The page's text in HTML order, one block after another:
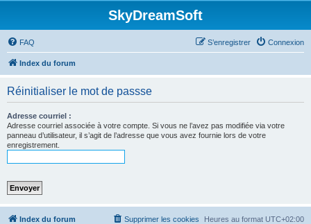
SkyDreamSoft
FAQ Connexion
S’enregistrer
Index du forum
Réinitialiser le mot de passse
Adresse courriel :
Adresse courriel associée à votre compte. Si vous ne l’avez pas modifiée via votre
panneau d’utilisateur, il s’agit de l’adresse que vous avez fournie lors de votre
enregistrement.
Index du forum Heures au format UTC+02:00
Supprimer les cookies